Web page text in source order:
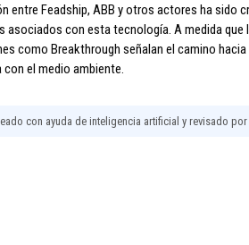
entre Feadship, ABB y otros actores ha sido
asociados con esta tecnología. A medida que
como Breakthrough señalan el camino
el medio ambiente.
con ayuda de inteligencia artificial y revisado por